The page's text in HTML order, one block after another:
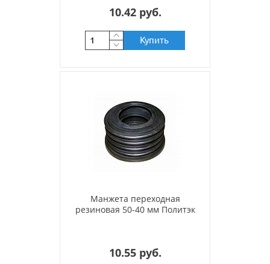
10.42 руб.
Купить
Манжета переходная
резиновая 50-40 мм Политэк
10.55 руб.